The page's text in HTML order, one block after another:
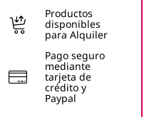
Productos
disponibles
para Alquiler
Pago seguro
mediante
tarjeta de
crédito y
Paypal